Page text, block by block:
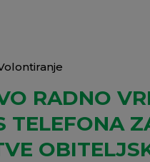
RADNO
TELEFONA